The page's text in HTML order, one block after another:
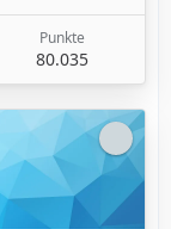
Punkte
80.035